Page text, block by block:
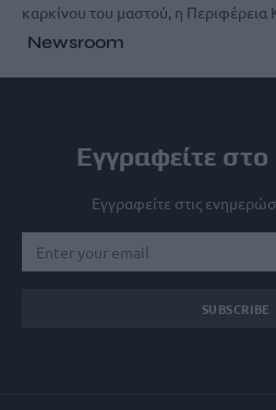
καρκίνου του μαστού, η Περιφέρεια
Newsroom
Εγγραφείτε
Εγγραφείτε στις
SUBSCRIBE